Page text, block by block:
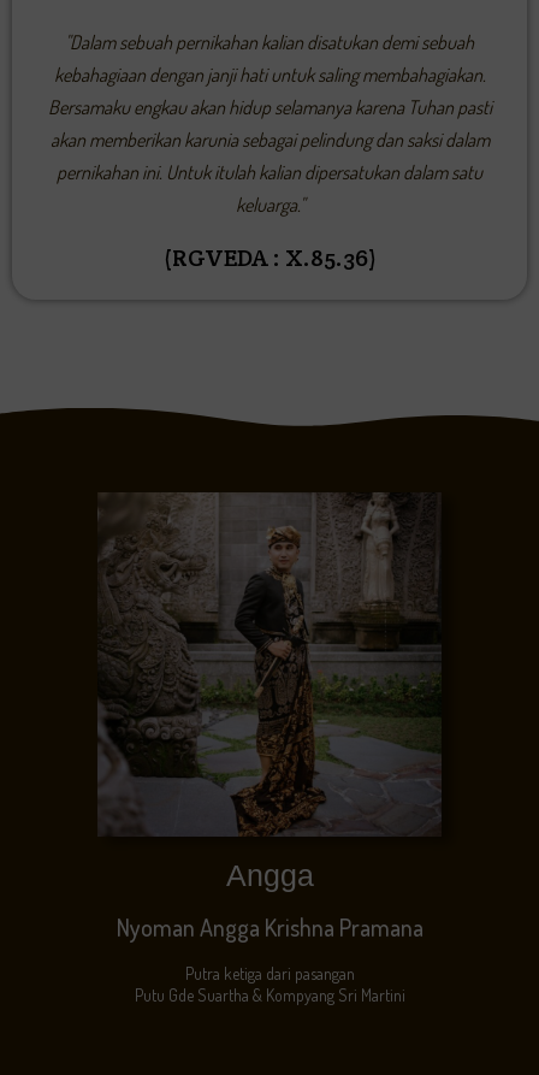
"Dalam sebuah pernikahan kalian disatukan demi sebuah
kebahagiaan dengan janji hati untuk saling membahagiakan.
Bersamaku engkau akan hidup selamanya karena Tuhan pasti
akan memberikan karunia sebagai pelindung dan saksi dalam
pernikahan ini. Untuk itulah kalian dipersatukan dalam satu
keluarga."
(RGVEDA : X.85.36)
Angga
Nyoman Angga Krishna Pramana
Putra ketiga dari pasangan
Putu Gde Suartha & Kompyang Sri Martini